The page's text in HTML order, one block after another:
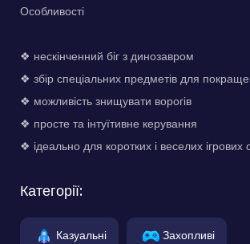
Особливості
❖ нескінченний біг з динозавром
❖ збір спеціальних предметів для
❖ можливість знищувати ворогів
❖ просте та інтуїтивне керування
❖ ідеально для коротких і веселих ігрових
Категорії:
Казуальні Захопливі